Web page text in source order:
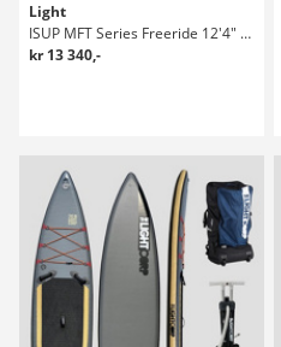
Light
ISUP MFT Series Freeride 12'4" X 33" Sup Bräda
kr 13 340,-